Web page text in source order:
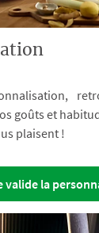
goûts et
plaisent !
valide la